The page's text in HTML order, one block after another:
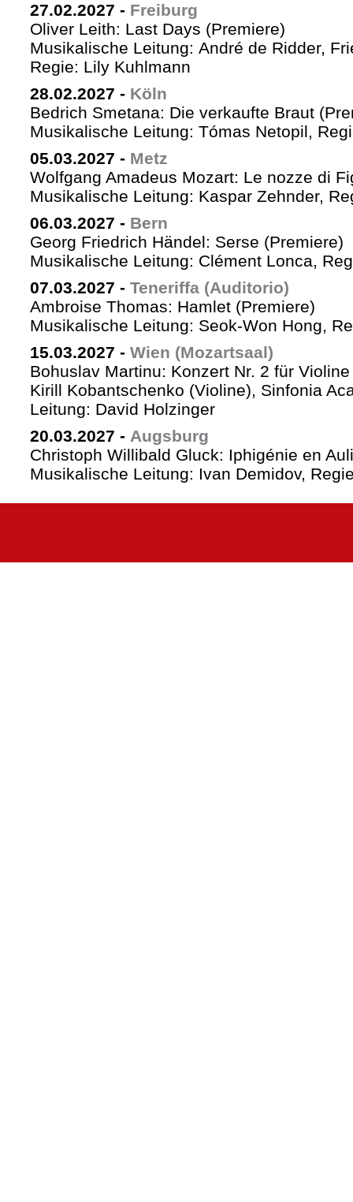
27.02.2027 - Freiburg
Oliver Leith: Last Days (Premiere)
Musikalische Leitung: André de Ridder,
Regie: Lily Kuhlmann
28.02.2027 - Köln
Bedrich Smetana: Die verkaufte Braut
Musikalische Leitung: Tómas Netopil,
05.03.2027 - Metz
Wolfgang Amadeus Mozart: Le nozze di
Musikalische Leitung: Kaspar Zehnder,
06.03.2027 - Bern
Georg Friedrich Händel: Serse (Premiere)
Musikalische Leitung: Clément Lonca,
07.03.2027 - Teneriffa (Auditorio)
Ambroise Thomas: Hamlet (Premiere)
Musikalische Leitung: Seok-Won Hong,
15.03.2027 - Wien (Mozartsaal)
Bohuslav Martinu: Konzert Nr. 2 für
Kirill Kobantschenko (Violine), Sinfonia
Leitung: David Holzinger
20.03.2027 - Augsburg
Christoph Willibald Gluck: Iphigénie en
Musikalische Leitung: Ivan Demidov,